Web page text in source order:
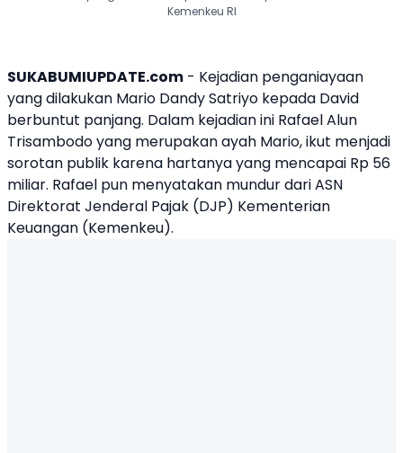
Kemenkeu RI
SUKABUMIUPDATE.com - Kejadian penganiayaan
yang dilakukan Mario Dandy Satriyo kepada David
berbuntut panjang. Dalam kejadian ini Rafael Alun
Trisambodoyang merupakan ayah Mario, ikut menjadi
sorotan publik karena hartanya yang mencapai Rp 56
miliar. Rafael pun menyatakan mundur dari ASN
Direktorat Jenderal Pajak (DJP) Kementerian
Keuangan (Kemenkeu).